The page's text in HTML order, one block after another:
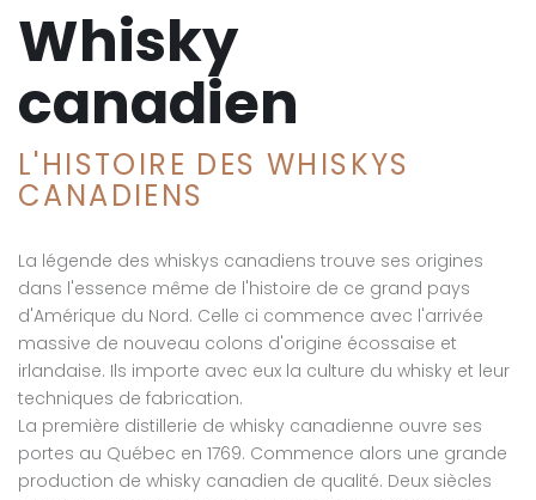
Whisky
canadien
L'HISTOIRE DES WHISKYS
CANADIENS
La légende des whiskys canadiens trouve ses origines
dans l'essence même de l'histoire de ce grand pays
d'Amérique du Nord. Celle ci commence avec l'arrivée
massive de nouveau colons d'origine écossaise et
irlandaise. Ils importe avec eux la culture du whisky et leur
techniques de fabrication.
La première distillerie de whisky canadienne ouvre ses
portes au Québec en 1769. Commence alors une grande
production de whisky canadien de qualité. Deux siècles